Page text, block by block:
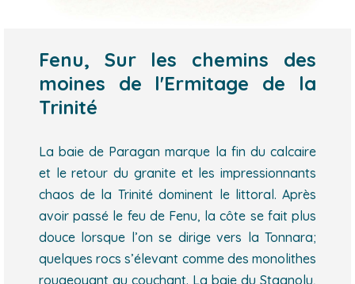
Fenu, Sur les chemins des
moines de l'Ermitage de la
Trinité
La baie de Paragan marque la fin du calcaire
et le retour du granite et les impressionnants
chaos de la Trinité dominent le littoral. Après
avoir passé le feu de Fenu, la côte se fait plus
douce lorsque l’on se dirige vers la Tonnara;
quelques rocs s’élevant comme des monolithes
rougeoyant au couchant. La baie du Stagnolu,